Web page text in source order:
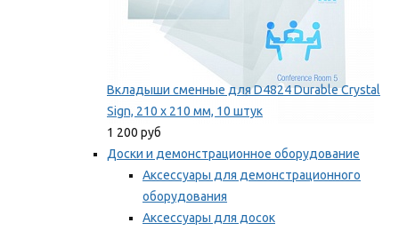
Вкладыши сменные для D4824 Durable Crystal
Sign, 210 x 210 мм, 10 штук
1 200 руб
Доски и демонстрационное оборудование
Аксессуары для демонстрационного
оборудования
Аксессуары для досок